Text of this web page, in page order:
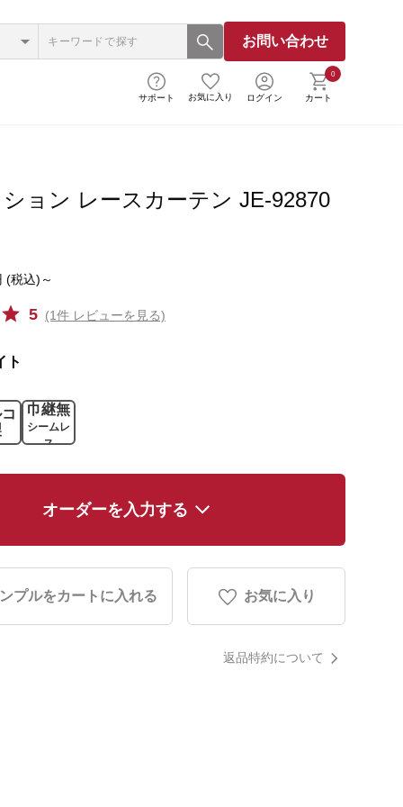
お問い合わせ
サポート お気に入り ログイン
0
カート
ョン レースカーテン JE-92870
(税込)～
5 (1件 レビューを見る)
ト
コ
巾継無
シームレ
ス
オーダーを入力する
プルをカートに入れる お気に入り
返品特約について